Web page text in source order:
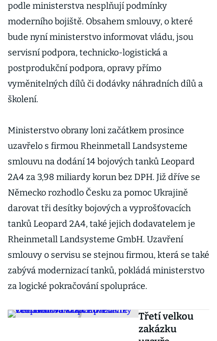
podle ministerstva nesplňují podmínky
moderního bojiště. Obsahem smlouvy, o které
bude nyní ministerstvo informovat vládu, jsou
servisní podpora, technicko-logistická a
postprodukční podpora, opravy přímo
vyměnitelných dílů či dodávky náhradních dílů a
školení.
Ministerstvo obrany loni začátkem prosince
uzavřelo s firmou Rheinmetall Landsysteme
smlouvu na dodání 14 bojových tanků Leopard
2A4 za 3,98 miliardy korun bez DPH. Již dříve se
Německo rozhodlo Česku za pomoc Ukrajině
darovat tři desítky bojových a vyprošťovacích
tanků Leopard 2A4, také jejich dodavatelem je
Rheinmetall Landsysteme GmbH. Uzavření
smlouvy o servisu se stejnou firmou, která se také
zabývá modernizací tanků, pokládá ministerstvo
za logické pokračování spolupráce.
Třetí velkou
zakázku